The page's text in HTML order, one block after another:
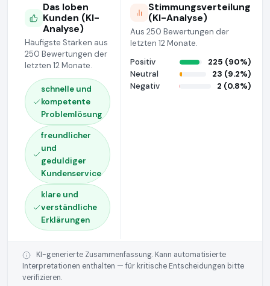
Das loben
Kunden (KI-
Analyse)
Häufigste Stärken aus
250 Bewertungen der
letzten 12 Monate.
schnelle und
kompetente
Problemlösung
freundlicher
und
geduldiger
Kundenservice
klare und
verständliche
Erklärungen
Stimmungsverteilung
(KI-Analyse)
Aus 250 Bewertungen der
letzten 12 Monate.
Positiv
225 (90%)
Neutral
23 (9.2%)
Negativ
2 (0.8%)
KI-generierte Zusammenfassung. Kann automatisierte
Interpretationen enthalten — für kritische Entscheidungen bitte
verifizieren.